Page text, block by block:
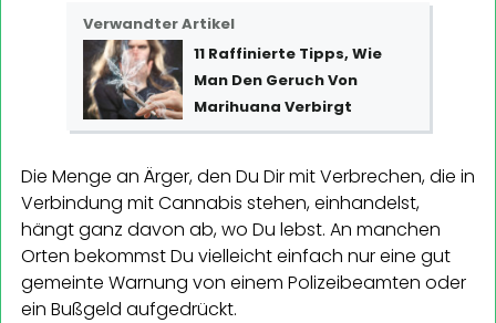
Verwandter Artikel
11 Raffinierte Tipps, Wie
Man Den Geruch Von
Marihuana Verbirgt
Die Menge an Ärger, den Du Dir mit Verbrechen, die in
Verbindung mit Cannabis stehen, einhandelst,
hängt ganz davon ab, wo Du lebst. An manchen
Orten bekommst Du vielleicht einfach nur eine gut
gemeinte Warnung von einem Polizeibeamten oder
ein Bußgeld aufgedrückt.